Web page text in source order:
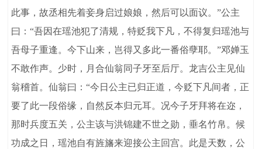
此事，故丞相先着妾身启过娘娘，然后可以面议。”公主
曰：“吾因在瑶池犯了清规，特贬我下凡，不得复归瑶池与
吾母子重逢。今下山来，岂得又多此一番俗孽耶。”邓婵玉
不敢作声。少时，月合仙翁同子牙至后厅。龙吉公主见仙
翁稽首。仙翁曰：“今日公主已归正道，今贬下凡间者，正
要了此一段俗缘，自然反本归元耳。况今子牙拜将在迩，
那时兵度五关，公主该与洪锦建不世之勋，垂名竹帛。候
功成之日，瑶池自有旌旛来迎接公主回宫。此是天数，公